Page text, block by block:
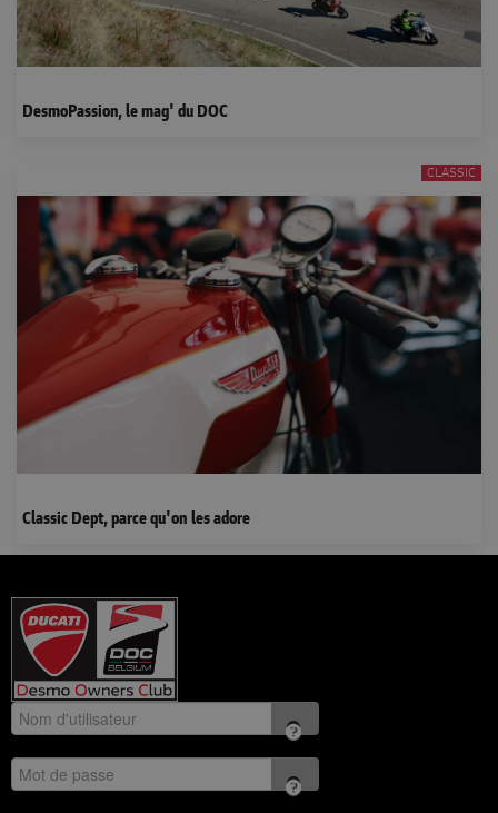
DesmoPassion, le mag' du DOC
CLASSIC
Classic Dept, parce qu'on les adore